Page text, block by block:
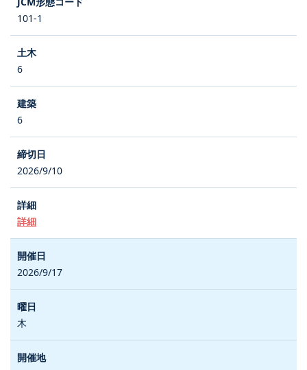
101-1
6
6
2026/9/10
詳細
2026/9/17
木